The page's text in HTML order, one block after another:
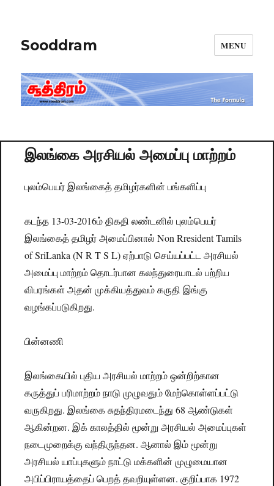
Sooddram MENU
இலங்கை அரசியல் அமைப்பு மாற்றம்
புலம்பெயர் இலங்கைத் தமிழர்களின் பங்களிப்பு
கடந்த 13-03-2016ம் திகதி லண்டனில் புலம்பெயர்
இலங்கைத் தமிழர் அமைப்பினால் Non Rresident Tamils
of SriLanka (N R T S L) ஏற்பாடு செய்யப்பட்ட அரசியல்
அமைப்பு மாற்றம் தொடர்பான கலந்துரையாடல் பற்றிய
விபரங்கள் அதன் முக்கியத்துவம் கருதி இங்கு
வழங்கப்படுகிறது.
பின்னணி
இலங்கையில் புதிய அரசியல் மாற்றம் ஒன்றிற்கான
கருத்துப் பரிமாற்றம் நாடு முழுவதும் மேற்கொள்ளப்பட்டு
வருகிறது. இலங்கை சுதந்திரமடைந்து 68 ஆண்டுகள்
ஆகின்றன. இக் காலத்தில் மூன்று அரசியல் அமைப்புகள்
நடைமுறைக்கு வந்திருந்தன. ஆனால் இம் மூன்று
அரசியல் யாப்புகளும் நாட்டு மக்களின் முழுமையான
அபிப்பிராயத்தைப் பெறத் தவறியுள்ளன. குறிப்பாக 1972